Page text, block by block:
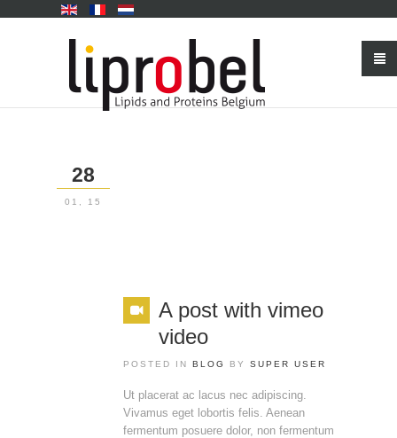
A post with vimeo
video
POSTED IN BLOG BY SUPER USER
Ut placerat ac lacus nec adipiscing.
Vivamus eget lobortis felis. Aenean
fermentum posuere dolor, non fermentum
28
01, 15